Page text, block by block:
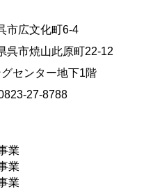
市広文化町6-4
呉市焼山此原町22-12
センター地下1階
27-8788
業
業
業